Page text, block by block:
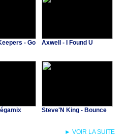
- Go
Axwell - I Found U
Steve'N King - Bounce
► VOIR LA SUITE